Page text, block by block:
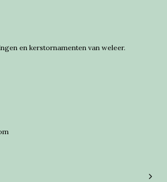
en kerstornamenten van weleer.